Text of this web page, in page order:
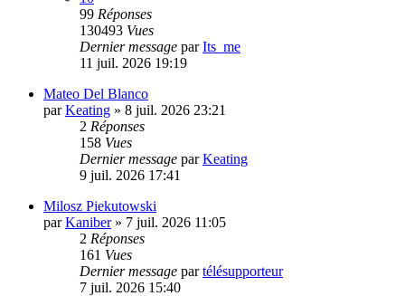
99 Réponses
130493 Vues
Dernier message parIts_me
11 juil. 2026 19:19
Mateo Del Blanco
parKeating » 8 juil. 2026 23:21
2 Réponses
158 Vues
Dernier message parKeating
9 juil. 2026 17:41
Milosz Piekutowski
parKaniber» 7 juil. 2026 11:05
2 Réponses
161 Vues
Dernier message partélésupporteur
7 juil. 2026 15:40